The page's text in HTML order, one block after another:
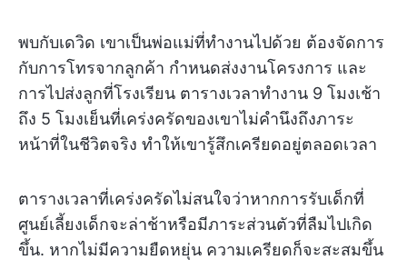
พบกับเดวิด เขาเป็นพ่อแม่ที่ทำงานไปด้วย ต้องจัดการ
กับการโทรจากลูกค้า กำหนดส่งงานโครงการ และ
การไปส่งลูกที่โรงเรียน ตารางเวลาทำงาน 9 โมงเช้า
ถึง 5 โมงเย็นที่เคร่งครัดของเขาไม่คำนึงถึงภาระ
หน้าที่ในชีวิตจริง ทำให้เขารู้สึกเครียดอยู่ตลอดเวลา
ตารางเวลาที่เคร่งครัดไม่สนใจว่าหากการรับเด็กที่
ศูนย์เลี้ยงเด็กจะล่าช้าหรือมีภาระส่วนตัวที่ลืมไปเกิด
ขึ้น. หากไม่มีความยืดหยุ่น ความเครียดก็จะสะสมขึ้น